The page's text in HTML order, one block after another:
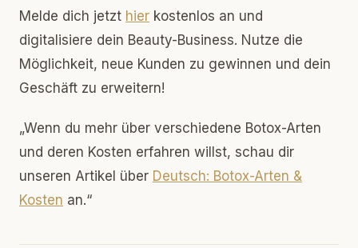
Melde dich jetzt hier kostenlos an und
digitalisiere dein Beauty-Business. Nutze die
Möglichkeit, neue Kunden zu gewinnen und dein
Geschäft zu erweitern!
„Wenn du mehr über verschiedene Botox-Arten
und deren Kosten erfahren willst, schau dir
unseren Artikel über Deutsch: Botox-Arten &
Kosten an.“